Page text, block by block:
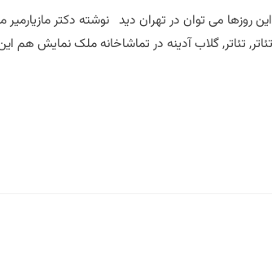
روزها می توان در تهران دید نوشته دکتر